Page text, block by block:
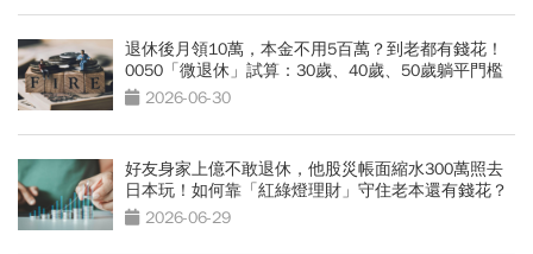
退休後月領10萬，本金不用5百萬？到老都有錢花！
0050「微退休」試算：30歲、40歲、50歲躺平門檻
公開2026-06-30
好友身家上億不敢退休，他股災帳面縮水300萬照去
日本玩！如何靠「紅綠燈理財」守住老本還有錢花？
2026-06-29